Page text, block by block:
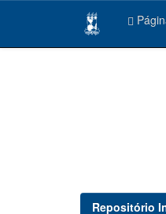
Repositório